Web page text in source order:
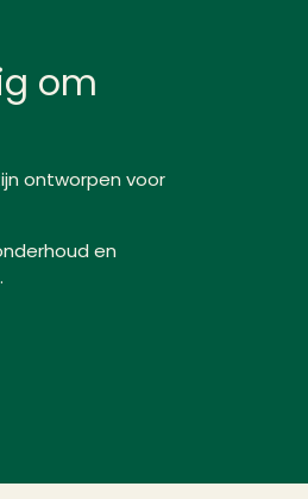
om
ontworpen voor
en